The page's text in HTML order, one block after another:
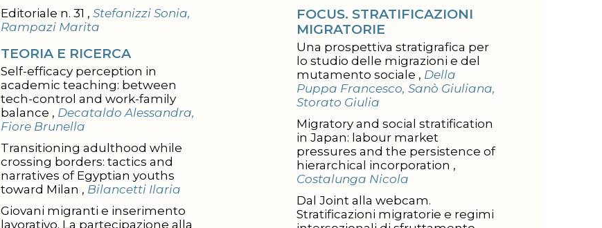
Editoriale n. 31 , Stefanizzi Sonia,
Rampazi Marita
TEORIA E RICERCA
Self-efficacy perception in
academic teaching: between
tech-control and work-family
balance , Decataldo Alessandra,
Fiore Brunella
Transitioning adulthood while
crossing borders: tactics and
narratives of Egyptian youths
toward Milan , Bilancetti Ilaria
Giovani migranti e inserimento
lavorativo. La partecipazione alla
FOCUS. STRATIFICAZIONI
MIGRATORIE
Una prospettiva stratigrafica per
lo studio delle migrazioni e del
mutamento sociale , Della
Puppa Francesco, Sanò Giuliana,
Storato Giulia
Migratory and social stratification
in Japan: labour market
pressures and the persistence of
hierarchical incorporation ,
Costalunga Nicola
Dal Joint alla webcam.
Stratificazioni migratorie e regimi